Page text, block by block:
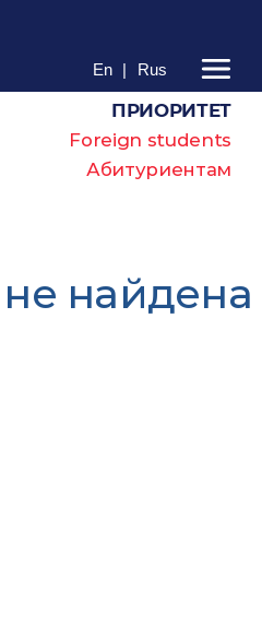
En | Rus
ПРИОРИТЕТ
Foreign students
Абитуриентам
найдена